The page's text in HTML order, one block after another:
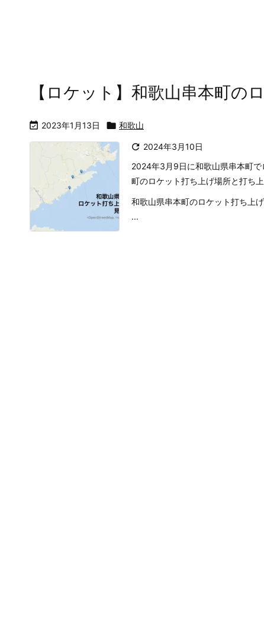
【ロケット】和歌山串本町の
 2023年1月13日  和歌山
 2024年3月10日
2024年3月9日に和歌山県串本町
町のロケット打ち上げ場所と打ち
和歌山県串本町のロケット打ち上
...